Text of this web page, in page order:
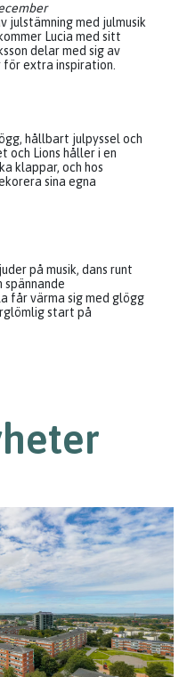
julstämning med julmusik
Lucia med sitt
delar med sig av
för extra inspiration.
hållbart julpyssel och
och Lions håller i en
klappar, och hos
sina egna
på musik, dans runt
spännande
får värma sig med glögg
start på